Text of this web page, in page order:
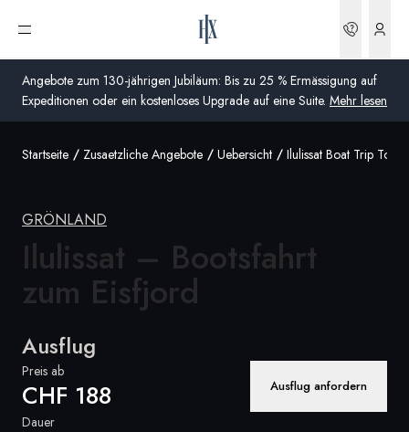
Angebote zum 130-jährigen Jubiläum: Bis zu 25 % Ermässigung auf
Expeditionen oder ein kostenloses Upgrade auf eine Suite. Mehr lesen
Menü öffnen
Schweiz
Vereinigtes Königreich (England, Schottland, Wales
und Nordirland)
USA
Deutschland
Schweiz
Global
Startseite Zusaetzliche Angebote Uebersicht Ilulissat Boat Trip To
GRÖNLAND
Ilulissat – Bootsfahrt
zum Eisfjord
Ausflug
Preis ab
CHF 188 Ausflug anfordern
Dauer